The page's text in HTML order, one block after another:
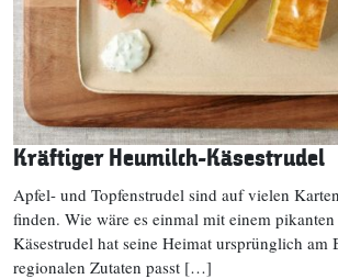
Kräftiger Heumilch-Käsestrudel
Apfel- und Topfenstrudel sind auf vielen
finden. Wie wäre es einmal mit einem pikanten
Käsestrudel hat seine Heimat ursprünglich am
regionalen Zutaten passt […]